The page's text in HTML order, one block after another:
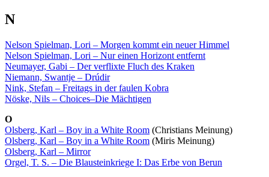
N
Nelson Spielman, Lori – Morgen kommt ein neuer Himmel
Nelson Spielman, Lori – Nur einen Horizont entfernt
Neumayer, Gabi – Der verflixte Fluch des Kraken
Niemann, Swantje – Drúdir
Nink, Stefan – Freitags in der faulen Kobra
Nöske, Nils – Choices–Die Mächtigen
O
Olsberg, Karl – Boy in a White Room (Christians Meinung)
Olsberg, Karl – Boy in a White Room (Miris Meinung)
Olsberg, Karl – Mirror
Orgel, T. S. – Die Blausteinkriege I: Das Erbe von Berun